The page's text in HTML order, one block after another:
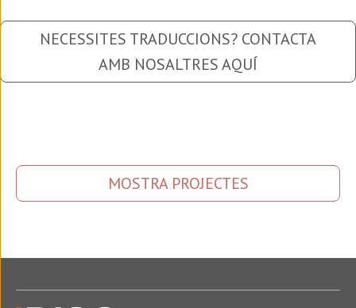
NECESSITES TRADUCCIONS? CONTACTA
AMB NOSALTRES AQUÍ
MOSTRA PROJECTES